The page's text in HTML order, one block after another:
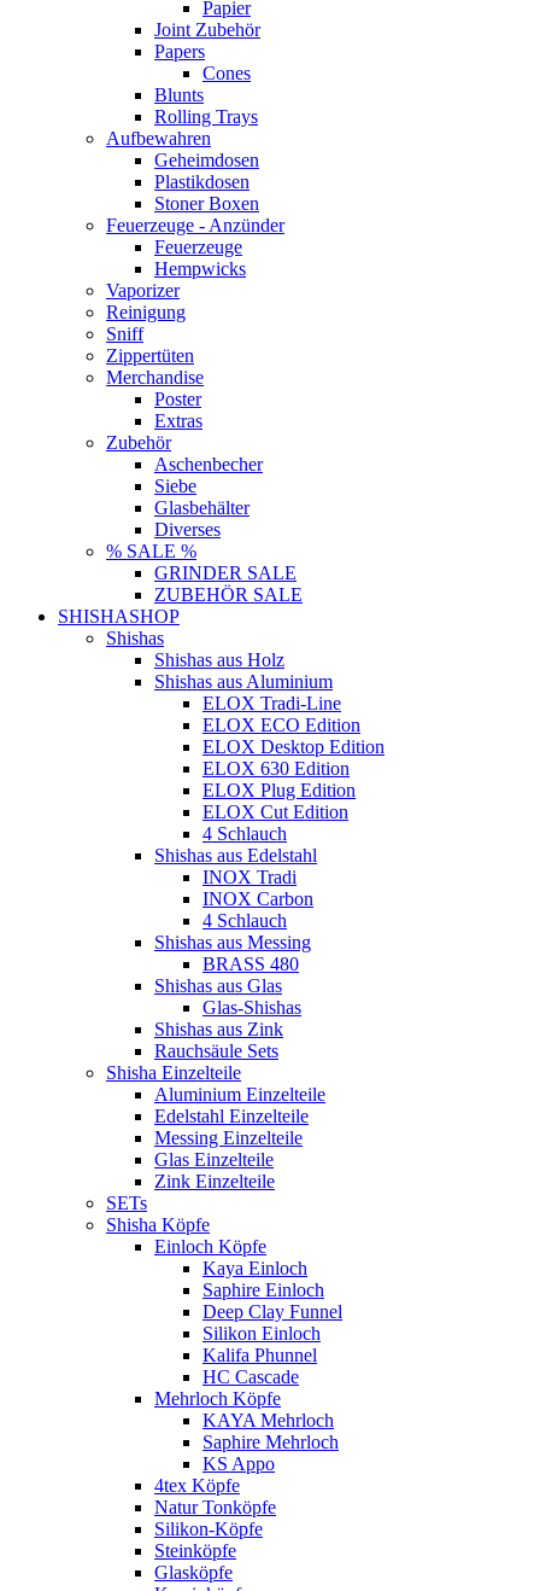
Papier
Joint Zubehör
Papers
Cones
Blunts
Rolling Trays
Aufbewahren
Geheimdosen
Plastikdosen
Stoner Boxen
Feuerzeuge - Anzünder
Feuerzeuge
Hempwicks
Vaporizer
Reinigung
Sniff
Zippertüten
Merchandise
Poster
Extras
Zubehör
Aschenbecher
Siebe
Glasbehälter
Diverses
% SALE %
GRINDER SALE
ZUBEHÖR SALE
SHISHASHOP
Shishas
Shishas aus Holz
Shishas aus Aluminium
ELOX Tradi-Line
ELOX ECO Edition
ELOX Desktop Edition
ELOX 630 Edition
ELOX Plug Edition
ELOX Cut Edition
4 Schlauch
Shishas aus Edelstahl
INOX Tradi
INOX Carbon
4 Schlauch
Shishas aus Messing
BRASS 480
Shishas aus Glas
Glas-Shishas
Shishas aus Zink
Rauchsäule Sets
Shisha Einzelteile
Aluminium Einzelteile
Edelstahl Einzelteile
Messing Einzelteile
Glas Einzelteile
Zink Einzelteile
SETs
Shisha Köpfe
Einloch Köpfe
Kaya Einloch
Saphire Einloch
Deep Clay Funnel
Silikon Einloch
Kalifa Phunnel
HC Cascade
Mehrloch Köpfe
KAYA Mehrloch
Saphire Mehrloch
KS Appo
4tex Köpfe
Natur Tonköpfe
Silikon-Köpfe
Steinköpfe
Glasköpfe